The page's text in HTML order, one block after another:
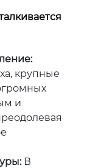
крупные
и
В